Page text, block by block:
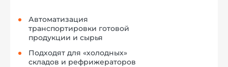
Автоматизация
транспортировки готовой
продукции и сырья
Подходят для «холодных»
складов и рефрижераторов